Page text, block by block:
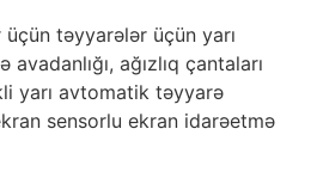
təyyarələr üçün yarı
ağızlıq çantaları
yarı avtomatik təyyarə
sensorlu ekran idarəetmə